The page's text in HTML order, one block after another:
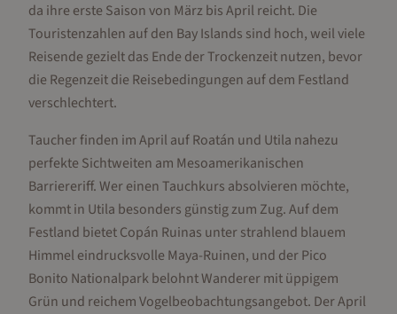
da ihre erste Saison von März bis April reicht. Die
Touristenzahlen auf den Bay Islands sind hoch, weil viele
Reisende gezielt das Ende der Trockenzeit nutzen, bevor
die Regenzeit die Reisebedingungen auf dem Festland
verschlechtert.
Taucher finden im April auf Roatán und Utila nahezu
perfekte Sichtweiten am Mesoamerikanischen
Barriereriff. Wer einen Tauchkurs absolvieren möchte,
kommt in Utila besonders günstig zum Zug. Auf dem
Festland bietet Copán Ruinas unter strahlend blauem
Himmel eindrucksvolle Maya-Ruinen, und der Pico
Bonito Nationalpark belohnt Wanderer mit üppigem
Grün und reichem Vogelbeobachtungsangebot. Der April